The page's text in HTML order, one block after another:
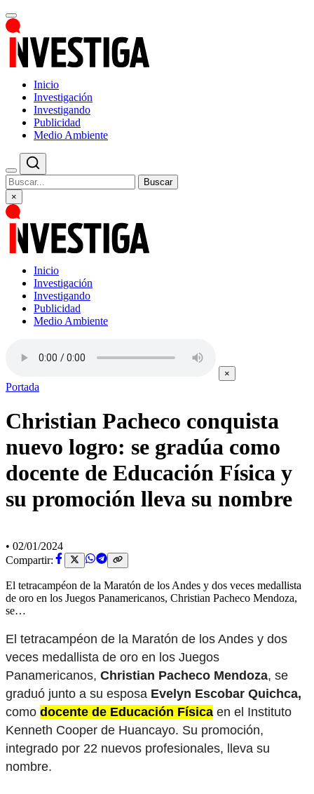
Inicio
Investigación
Investigando
Publicidad
Medio Ambiente
Buscar
×
Inicio
Investigación
Investigando
Publicidad
Medio Ambiente
×
Portada
Christian Pacheco conquista
nuevo logro: se gradúa como
docente de Educación Física y
su promoción lleva su nombre
• 02/01/2024
Compartir:
El tetracampéon de la Maratón de los Andes y dos veces medallista
de oro en los Juegos Panamericanos, Christian Pacheco Mendoza,
se…
El tetracampéon de la Maratón de los Andes y dos
veces medallista de oro en los Juegos
Panamericanos, Christian Pacheco Mendoza, se
graduó junto a su esposa Evelyn Escobar Quichca,
como docente de Educación Física en el Instituto
Kenneth Cooper de Huancayo. Su promoción,
integrado por 22 nuevos profesionales, lleva su
nombre.